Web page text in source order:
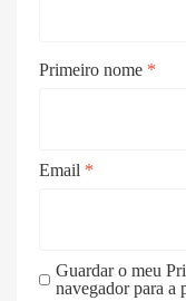
Primeiro nome *
Email *
Guardar o meu
navegador para a